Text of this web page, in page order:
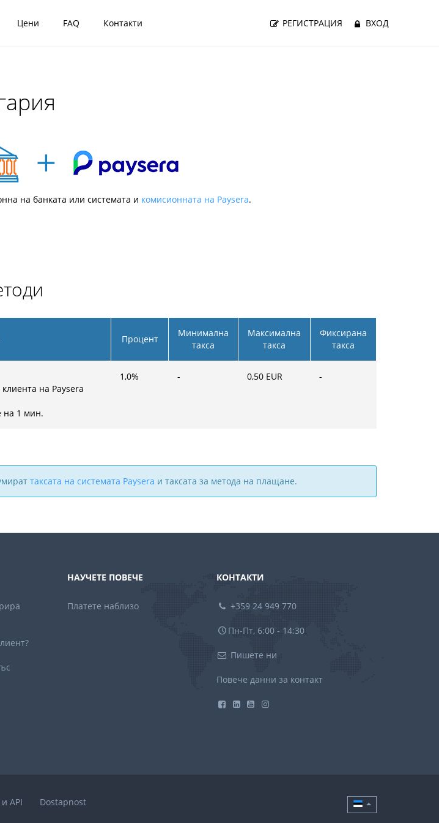
Цени FAQ Контакти РЕГИСТРАЦИЯ ВХОД
на банката или системата и комисионната на Paysera.
Процент
Минимална
такса
Максимална
такса
Фиксирана
такса
на Paysera
на 1 мин.
1,0% - 0,50 EUR -
таксата на системата Paysera и таксата за метода на плащане.
НАУЧЕТЕ ПОВЕЧЕ
Платете наблизо
КОНТАКТИ
+359 24 949 770
Пн-Пт, 6:00 - 14:30
Пишете ни
Повече данни за контакт
API Dostapnost